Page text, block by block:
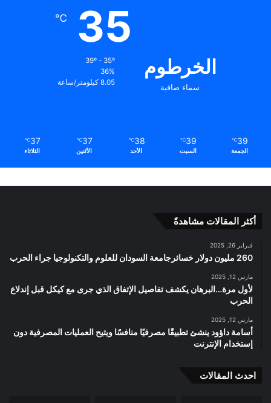
الخرطوم
سماء صافية
35
℃
39º - 35º
36%
8.05 كيلومتر/ساعة
39
℃
الجمعة
39
℃
السبت
38
℃
الأحد
37
℃
الأثنين
37
℃
الثلاثاء
أكثر المقالات مشاهدةً
فبراير 26, 2025
260 مليون دولار خسائرجامعة السودان للعلوم والتكنولوجيا جراء الحرب
مارس 12, 2025
لأول مرة…البرهان يكشف تفاصيل الإتفاق الذي جرى مع كيكل قبل إندلاع
الحرب
مارس 12, 2025
أسامة داؤود ينشئ تطبيقًا مصرفيًا منافسًا ويتيح العمليات المصرفية دون
إستخدام الإنترنت
احدث المقالات